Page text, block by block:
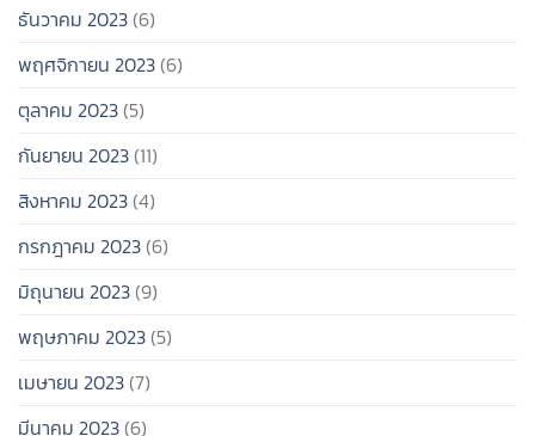
ธันวาคม 2023(6)
พฤศจิกายน 2023(6)
ตุลาคม 2023(5)
กันยายน 2023(11)
สิงหาคม 2023(4)
กรกฎาคม 2023(6)
มิถุนายน 2023(9)
พฤษภาคม 2023(5)
เมษายน 2023(7)
มีนาคม 2023(6)